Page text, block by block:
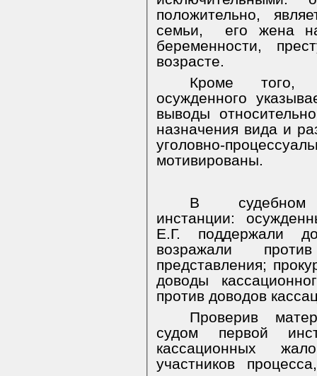
положительно,
семьи,
его жена
беременности,
возрасте.
Кроме того,
осужденного
выводы
назначения вида и
уголовно-
мотивированы.
В
судебном
инстанции:
Е.Г. поддержали
возражали
представления;
доводы
против доводов
Проверив
судом первой
кассационных
участников